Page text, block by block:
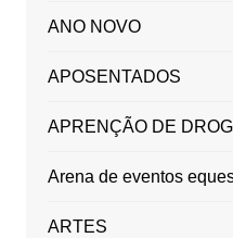
ANO NOVO
APOSENTADOS
APRENÇÃO DE
Arena de eventos
ARTES